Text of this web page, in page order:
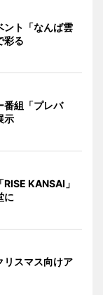
ント「なんば雲
彩る
番組「プレバ
示
KANSAI」
に
リスマス向けア